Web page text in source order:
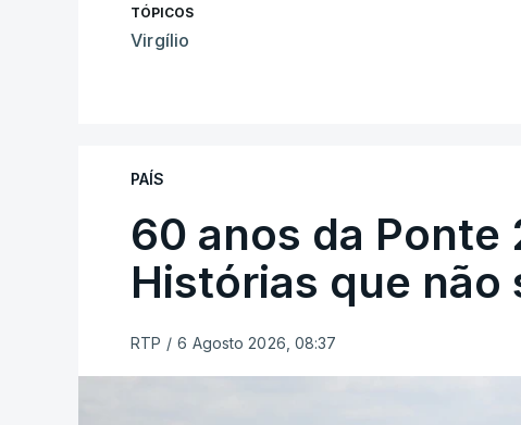
TÓPICOS
Virgílio
PAÍS
60 anos da Ponte
Histórias que não
RTP / 6 Agosto 2026, 08:37